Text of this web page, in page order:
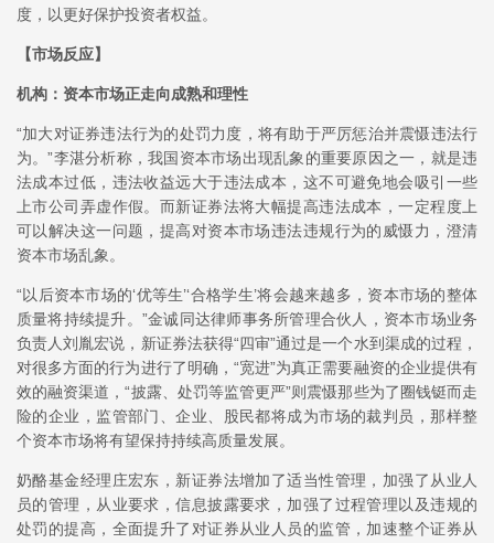
度，以更好保护投资者权益。
【市场反应】
机构：资本市场正走向成熟和理性
“加大对证券违法行为的处罚力度，将有助于严厉惩治并震慑违法行
为。”李湛分析称，我国资本市场出现乱象的重要原因之一，就是违
法成本过低，违法收益远大于违法成本，这不可避免地会吸引一些
上市公司弄虚作假。而新证券法将大幅提高违法成本，一定程度上
可以解决这一问题，提高对资本市场违法违规行为的威慑力，澄清
资本市场乱象。
“以后资本市场的‘优等生’‘合格学生’将会越来越多，资本市场的整体
质量将持续提升。”金诚同达律师事务所管理合伙人，资本市场业务
负责人刘胤宏说，新证券法获得“四审”通过是一个水到渠成的过程，
对很多方面的行为进行了明确，“宽进”为真正需要融资的企业提供有
效的融资渠道，“披露、处罚等监管更严”则震慑那些为了圈钱铤而走
险的企业，监管部门、企业、股民都将成为市场的裁判员，那样整
个资本市场将有望保持持续高质量发展。
奶酪基金经理庄宏东，新证券法增加了适当性管理，加强了从业人
员的管理，从业要求，信息披露要求，加强了过程管理以及违规的
处罚的提高，全面提升了对证券从业人员的监管，加速整个证券从